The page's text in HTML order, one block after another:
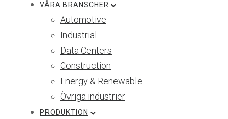
VÅRA BRANSCHER
Automotive
Industrial
Data Centers
Construction
Energy & Renewable
Övriga industrier
PRODUKTION